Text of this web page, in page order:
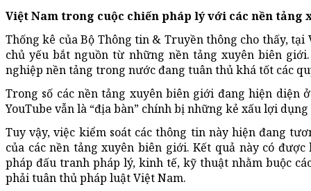
Việt Nam trong cuộc chiến pháp lý với các nền tảng
Thống kê của Bộ Thông tin & Truyền thông cho thấy, tại
chủ yếu bắt nguồn từ những nền tảng xuyên biên
nghiệp nền tảng trong nước đang tuân thủ khá tốt các
Trong số các nền tảng xuyên biên giới đang hiện diện
YouTube vẫn là “địa bàn” chính bị những kẻ xấu lợi
Tuy vậy, việc kiểm soát các thông tin này hiện đang
của các nền tảng xuyên biên giới. Kết quả này có
pháp đấu tranh pháp lý, kinh tế, kỹ thuật nhằm buộc
phải tuân thủ pháp luật Việt Nam.